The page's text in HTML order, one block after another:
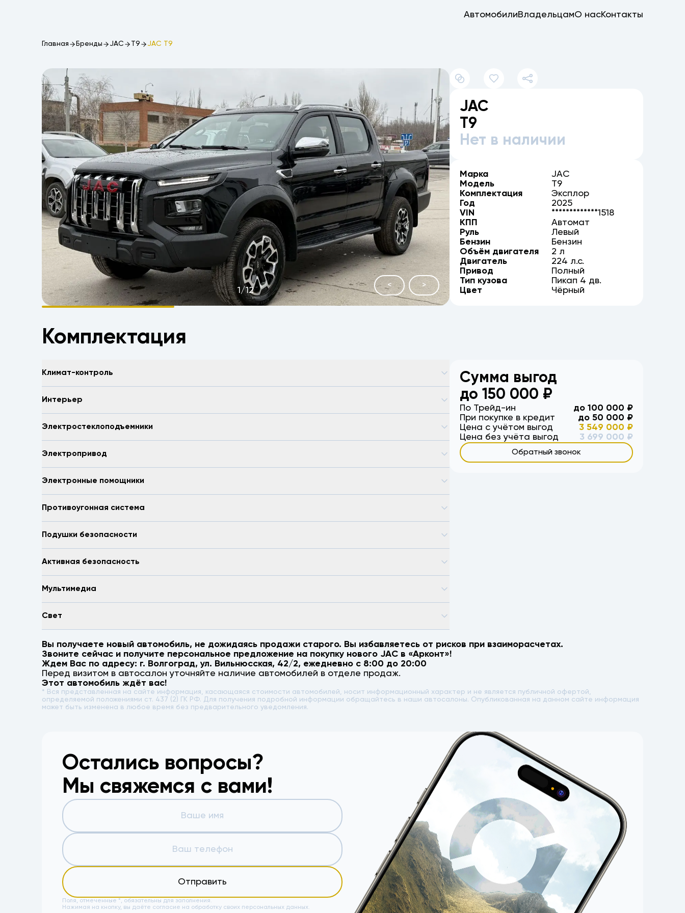
АвтомобилиВладельцамО насКонтакты
Главная Бренды JAC T9 JAC T9
< >
1 /12
JAC
T9
Нет в наличии
Марка
JAC
Модель
T9
Комплектация
Эксплор
Год
2025
VIN
*************1518
КПП
Автомат
Руль
Левый
Бензин
Бензин
Объём двигателя
2 л
Двигатель
224 л.с.
Привод
Полный
Тип кузова
Пикап 4 дв.
Цвет
Чёрный
Комплектация
Климат-контроль
Интерьер
Электростеклоподъемники
Электропривод
Электронные помощники
Противоугонная система
Подушки безопасности
Активная безопасность
Мультимедиа
Свет
Сумма выгод
до150 000 ₽
По Трейд-ин до 100 000 ₽
При покупке в кредит
до 50 000 ₽
Цена с учётом выгод
3 549 000 ₽
Цена без учёта выгод
3 699 000 ₽
Обратный звонок
Вы получаете новый автомобиль, не дожидаясь продажи старого. Вы избавляетесь от рисков при взаиморасчетах.
Звоните сейчас и получите персональное предложение на покупку нового JAC в «Арконт»!
Ждем Вас по адресу: г. Волгоград,ул. Вильнюсская, 42/2, ежедневно с 8:00 до 20:00
Перед визитом в автосалон уточняйте наличие автомобилей в отделе продаж.
Этот автомобиль ждёт вас!
* Вся представленная на сайте информация, касающаяся стоимости автомобилей, носит информационный характер и не является публичной офертой,
определяемой положениями ст. 437 (2) ГК РФ. Для получения подробной информации обращайтесь в наши автосалоны. Опубликованная на данном сайте информация
может быть изменена в любое время без предварительного уведомления.
Остались вопросы?
Мы свяжемся с вами!
Отправить
Поля, отмеченные *, обязательны для заполнения.
Нажимая на кнопку, вы даёте согласие на обработку своих персональных данных.